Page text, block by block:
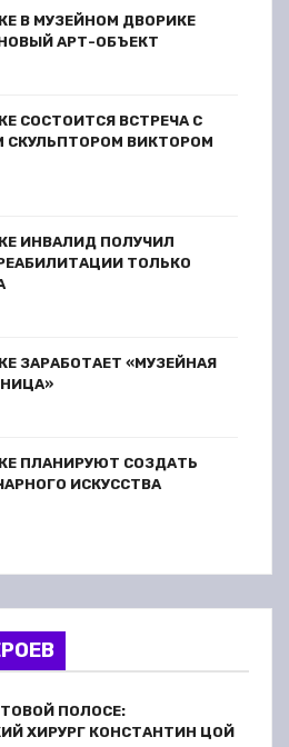
В МУЗЕЙНОМ ДВОРИКЕ
АРТ-ОБЪЕКТ
СОСТОИТСЯ ВСТРЕЧА С
СКУЛЬПТОРОМ ВИКТОРОМ
ИНВАЛИД ПОЛУЧИЛ
ТОЛЬКО
ЗАРАБОТАЕТ «МУЗЕЙНАЯ
ПЛАНИРУЮТ СОЗДАТЬ
ИСКУССТВА
ПОЛОСЕ:
ХИРУРГ КОНСТАНТИН ЦОЙ